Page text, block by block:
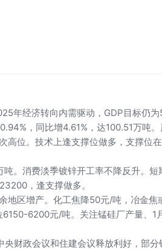
年经济转向内需驱动，GDP目标仍
，同比增4.61%，达100.51万吨
高位。技术上逢支撑位做多，支撑位
。消费淡季镀锌开工率不降反升。短
，逢支撑做多。
地区增产。化工焦降50元/吨，冶金焦
6200元/吨。关注锰硅厂产量、1
财政会议和住建会议释放利好，部